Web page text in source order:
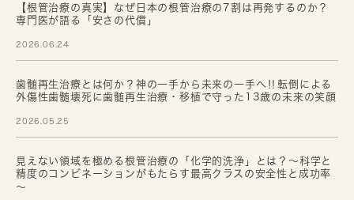
【根管治療の真実】なぜ日本の根管治療の7割は再発するのか？
専門医が語る「安さの代償」
2026.06.24
歯髄再生治療とは何か？神の一手から未来の一手へ‼転倒による
外傷性歯髄壊死に歯髄再生治療・移植で守った13歳の未来の笑顔
2026.05.25
見えない領域を極める根管治療の「化学的洗浄」とは？～科学と
精度のコンビネーションがもたらす最高クラスの安全性と成功率
～